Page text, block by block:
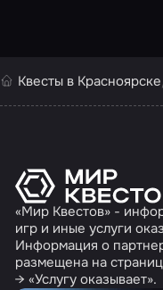
Квесты в Красноярске
«Мир Квестов» -
игр и иные услуги
Информация о
размещена на
→ «Услугу оказывает».